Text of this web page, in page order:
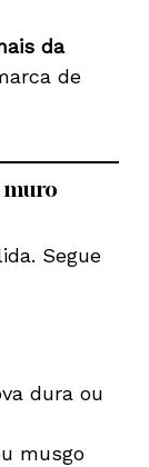
da
de
muro
Segue
dura ou
musgo